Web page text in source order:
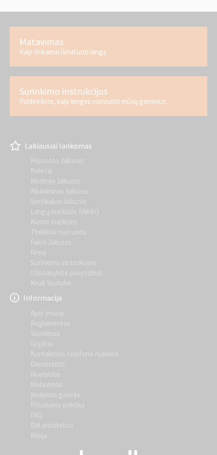
Matavimas
Kaip tinkamai išmatuoti langą
Surinkimo instrukcijos
Patikrinkite, kaip lengva montuoti mūsų gaminius
Labiausiai lankomas
Plisuotos žaliuzės
Roletai
Medinės žaliuzės
Aliumininės žaliuzės
Vertikalios žaliuzės
Langų markizės FAKRO
Kiemo markizės
Tinkleliai nuo uodų
Fakro žaliuzės
firma
Surinkimo instrukcijos
Užsisakykite pavyzdžius
Knall Youtube
Informacija
Apie įmonę
Reglamentas
Siuntimas
Grąžina
Kontaktinis telefono numeris
Dienoraštis
Nuolaidos
Matavimas
Įkvėpimo galerija
Privatumo politika
FAQ
Dėl architekto
Misija